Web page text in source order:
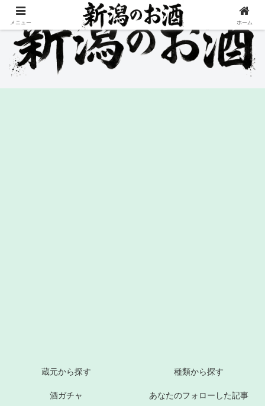
蔵元から探す 種類から探す
酒ガチャ あなたのフォローした記事
メニュー ホーム